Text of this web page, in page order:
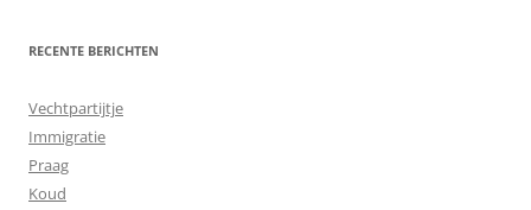
RECENTE BERICHTEN
Vechtpartijtje
Immigratie
Praag
Koud